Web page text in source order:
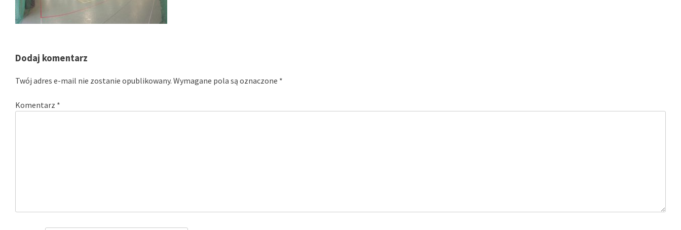
Dodaj komentarz
Twój adres e-mail nie zostanie opublikowany. Wymagane pola są oznaczone *
Komentarz *